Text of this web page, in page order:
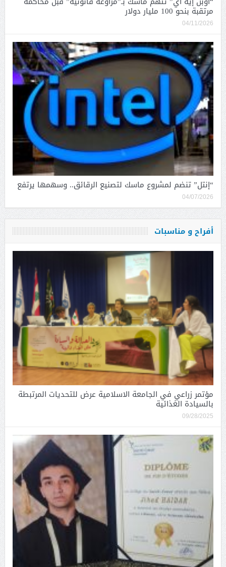
مرتقبة بنحو 100 مليار دولار
04/11/2026
“إنتل” تنضم لمشروع ماسك لتصنيع الرقائق.. وسهمها يرتفع
04/07/2026
أفراح و مناسبات
مؤتمر زراعي في الجامعة الاسلامية عرض للتحديات المرتبطة
بالسيادة الغذائية
09/28/2025